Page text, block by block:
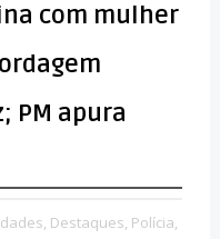
com mulher
PM apura
Destaques, Polícia,